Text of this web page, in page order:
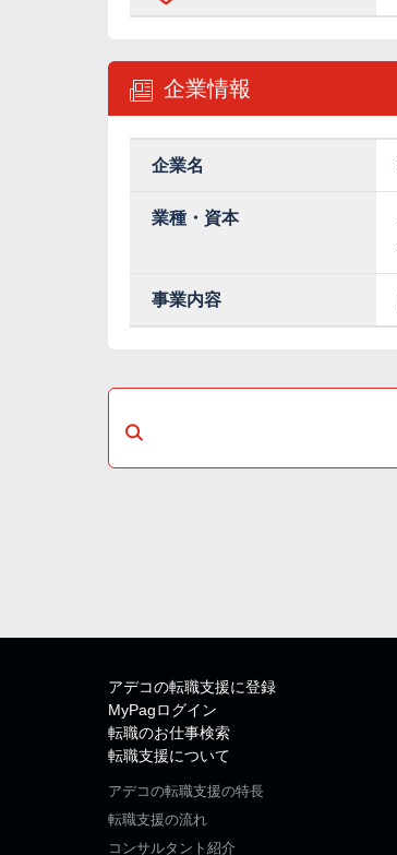
企業情報
企業名
業種・資本
事業内容
アデコの転職支援に登録
MyPagログイン
転職のお仕事検索
転職支援について
アデコの転職支援の特長
転職支援の流れ
コンサルタント紹介